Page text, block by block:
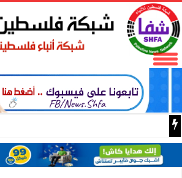
فتح تنعى المناضل نايف خويطر نائب